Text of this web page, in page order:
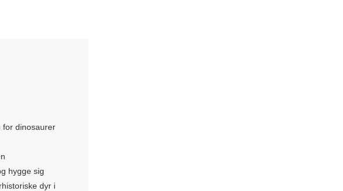
for dinosaurer
hygge sig
dyr i